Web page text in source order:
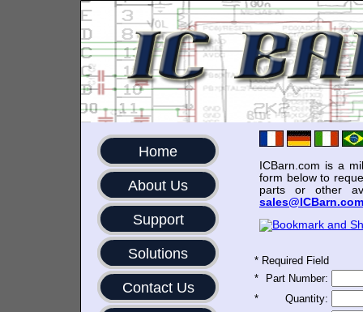
Home
About Us
Support
Solutions
Contact Us
ICBarn.com is a
form below to
parts or other
sales@ICBarn.com
* Required Field
*
Part Number:
*
Quantity: